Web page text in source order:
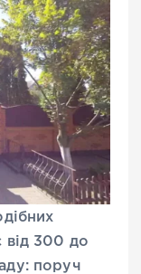
від 300 до
поруч